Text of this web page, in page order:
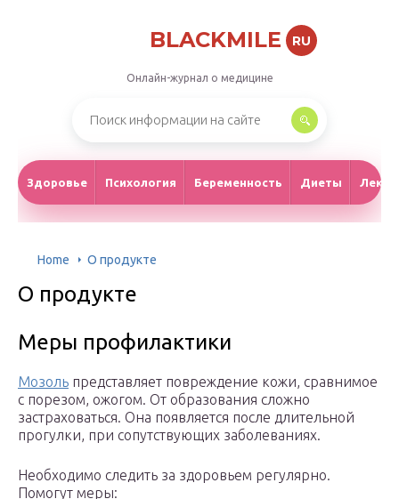
BLACKMILE RU
Онлайн-журнал о медицине
Здоровье Психология Беременность Диеты
Home О продукте
О продукте
Меры профилактики
Мозоль представляет повреждение кожи, сравнимое
с порезом, ожогом. От образования сложно
застраховаться. Она появляется после длительной
прогулки, при сопутствующих заболеваниях.
Необходимо следить за здоровьем регулярно.
Помогут меры: